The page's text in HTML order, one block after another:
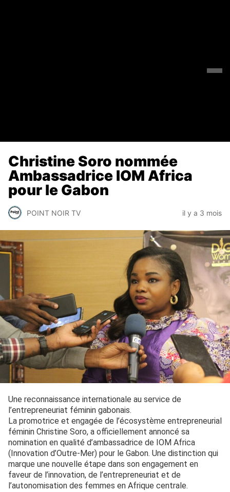
Christine Soro nommée
Ambassadrice IOM Africa
pour le Gabon
POINT NOIR TV il y a 3 mois
Une reconnaissance internationale au service de
l’entrepreneuriat féminin gabonais.
La promotrice et engagée de l’écosystème entrepreneurial
féminin Christine Soro, a officiellement annoncé sa
nomination en qualité d’ambassadrice de IOM Africa
(Innovation d’Outre-Mer) pour le Gabon. Une distinction qui
marque une nouvelle étape dans son engagement en
faveur de l’innovation, de l’entrepreneuriat et de
l’autonomisation des femmes en Afrique centrale.